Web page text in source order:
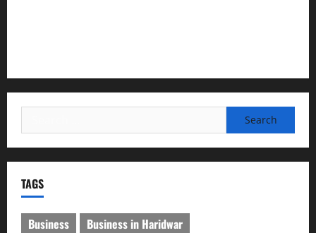
for:
TAGS
Business
Business in Haridwar